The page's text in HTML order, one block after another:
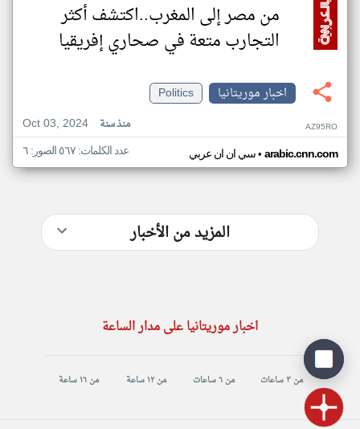
من مصر إلى المغرب..اكتشف أكثر
التجارب متعة في صحاري إفريقيا
اخبار موريتانيا
Politics
Oct 03, 2024
منذ سنة AZ95RO
سي ان ان عربي• arabic.cnn.com عدد الكلمات: ٥٦٧ الصور: ٦
المزيد من الأخبار
اخبار موريتانيا على مدار الساعة
من ٣ ساعات من ٦ ساعات من ١٢ ساعة من ١٦ ساعة